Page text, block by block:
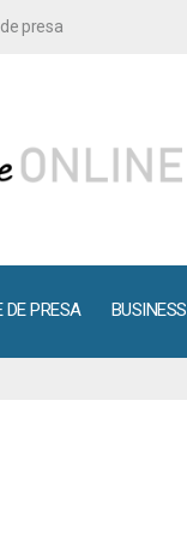
presa
PRESA BUSINESS